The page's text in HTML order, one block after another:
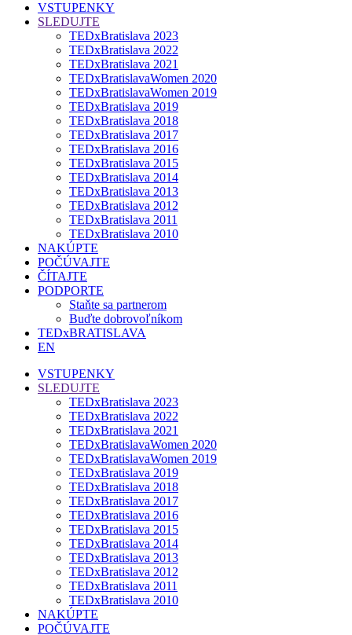
VSTUPENKY
SLEDUJTE
TEDxBratislava 2023
TEDxBratislava 2022
TEDxBratislava 2021
TEDxBratislavaWomen 2020
TEDxBratislavaWomen 2019
TEDxBratislava 2019
TEDxBratislava 2018
TEDxBratislava 2017
TEDxBratislava 2016
TEDxBratislava 2015
TEDxBratislava 2014
TEDxBratislava 2013
TEDxBratislava 2012
TEDxBratislava 2011
TEDxBratislava 2010
NAKÚPTE
POČÚVAJTE
ČÍTAJTE
PODPORTE
Staňte sa partnerom
Buďte dobrovoľníkom
TEDxBRATISLAVA
EN
VSTUPENKY
SLEDUJTE
TEDxBratislava 2023
TEDxBratislava 2022
TEDxBratislava 2021
TEDxBratislavaWomen 2020
TEDxBratislavaWomen 2019
TEDxBratislava 2019
TEDxBratislava 2018
TEDxBratislava 2017
TEDxBratislava 2016
TEDxBratislava 2015
TEDxBratislava 2014
TEDxBratislava 2013
TEDxBratislava 2012
TEDxBratislava 2011
TEDxBratislava 2010
NAKÚPTE
POČÚVAJTE